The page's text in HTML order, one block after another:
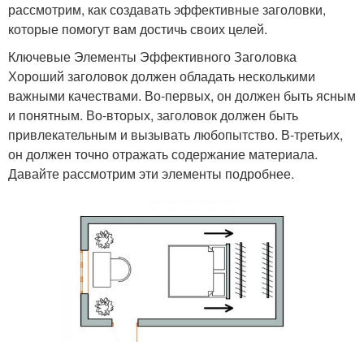
рассмотрим, как создавать эффективные заголовки,
которые помогут вам достичь своих целей.
Ключевые Элементы Эффективного Заголовка
Хороший заголовок должен обладать несколькими
важными качествами. Во-первых, он должен быть ясным
и понятным. Во-вторых, заголовок должен быть
привлекательным и вызывать любопытство. В-третьих,
он должен точно отражать содержание материала.
Давайте рассмотрим эти элементы подробнее.